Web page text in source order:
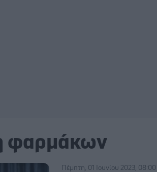
φαρμάκων
Πέμπτη, 01 Ιουνίου 2023, 08:00